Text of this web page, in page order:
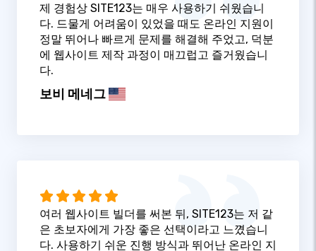
제 경험상 SITE123는 매우 사용하기 쉬웠습니
다. 드물게 어려움이 있었을 때도 온라인 지원이
정말 뛰어나 빠르게 문제를 해결해 주었고, 덕분
에 웹사이트 제작 과정이 매끄럽고 즐거웠습니
다.
보비 메네그
여러 웹사이트 빌더를 써본 뒤, SITE123는 저 같
은 초보자에게 가장 좋은 선택이라고 느꼈습니
다. 사용하기 쉬운 진행 방식과 뛰어난 온라인 지